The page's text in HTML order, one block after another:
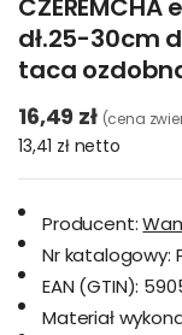
dł.25-30cm
taca
16,49 zł (cena
13,41 zł netto
Producent:
Nr katalogowy:
EAN (GTIN):
Materiał